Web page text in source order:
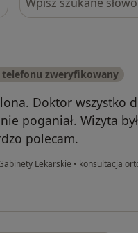
telefonu zweryfikowany
Doktor wszystko
poganiał. Wizyta
polecam.
Lekarskie • konsultacja